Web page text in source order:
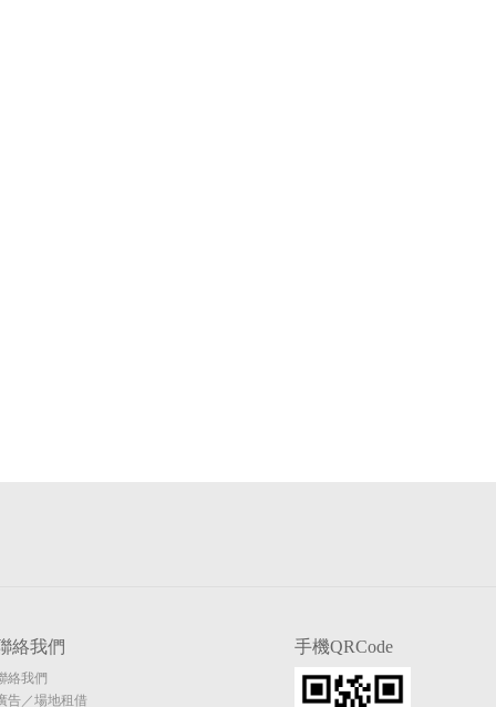
絡我們
絡我們
告／場地租借
手機QRCode